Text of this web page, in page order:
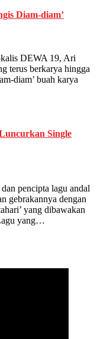
Diam-diam’
DEWA 19, Ari
terus berkarya hingga
diam’ buah karya
Single
pencipta lagu andal
gebrakannya dengan
yang dibawakan
yang…